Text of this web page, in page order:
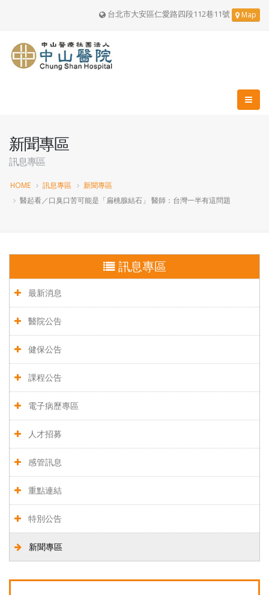
台北市大安區仁愛路四段112巷11號 Map
新聞專區
訊息專區
HOME 訊息專區
新聞專區
醫起看／口臭口苦可能是「扁桃腺結石」 醫師：台灣一半有這問題
訊息專區
最新消息
醫院公告
健保公告
課程公告
電子病歷專區
人才招募
感管訊息
重點連結
特別公告
新聞專區